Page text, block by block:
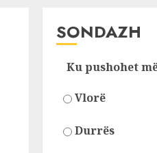
SONDAZH
Ku pushohet
Vlorë
Durrës